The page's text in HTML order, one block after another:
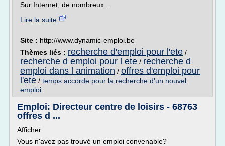
Sur Internet, de nombreux...
Lire la suite
Site : http://www.dynamic-emploi.be
Thèmes liés : recherche d'emploi pour l'ete /
recherche d emploi pour l ete / recherche d
emploi dans l animation / offres d'emploi pour
l'ete / temps accorde pour la recherche d'un nouvel
emploi
Emploi: Directeur centre de loisirs - 68763
offres d ...
Afficher
Vous n'avez pas trouvé un emploi convenable?